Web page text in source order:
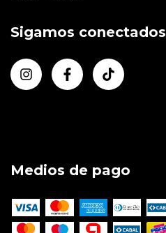
Sigamos conectados
Medios de pago